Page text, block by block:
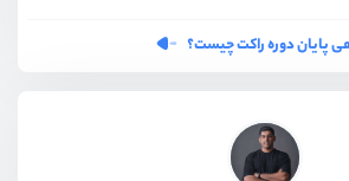
پایان دوره راکت چیست؟